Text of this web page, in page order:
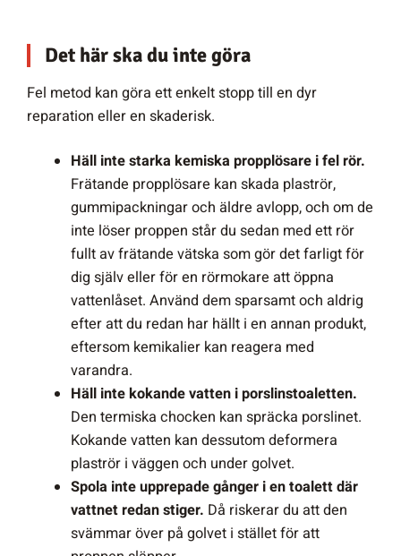
Det här ska du inte göra
Fel metod kan göra ett enkelt stopp till en dyr
reparation eller en skaderisk.
Häll inte starka kemiska propplösare i fel rör.
Frätande propplösare kan skada plaströr,
gummipackningar och äldre avlopp, och om de
inte löser proppen står du sedan med ett rör
fullt av frätande vätska som gör det farligt för
dig själv eller för en rörmokare att öppna
vattenlåset. Använd dem sparsamt och aldrig
efter att du redan har hällt i en annan produkt,
eftersom kemikalier kan reagera med
varandra.
Häll inte kokande vatten i porslinstoaletten.
Den termiska chocken kan spräcka porslinet.
Kokande vatten kan dessutom deformera
plaströr i väggen och under golvet.
Spola inte upprepade gånger i en toalett där
vattnet redan stiger. Då riskerar du att den
svämmar över på golvet i stället för att